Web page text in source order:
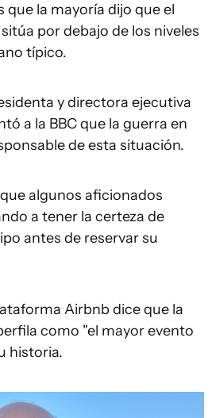
que la mayoría dijo que el
por debajo de los niveles
típico.
y directora ejecutiva
a la BBC que la guerra en
de esta situación.
algunos aficionados
a tener la certeza de
antes de reservar su
Airbnb dice que la
como "el mayor evento
historia.